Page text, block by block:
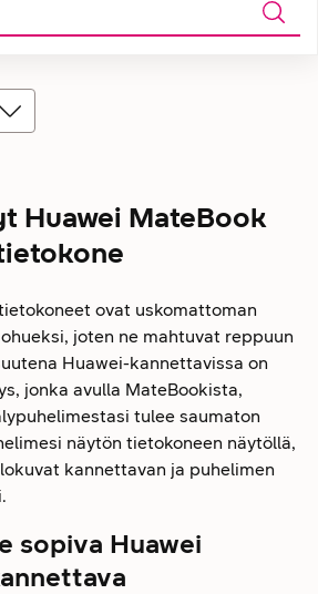
Huawei MateBook
ovat uskomattoman
joten ne mahtuvat reppuun
Huawei-kannettavissa on
jonka avulla MateBookista,
tulee saumaton
näytön tietokoneen näytöllä,
kannettavan ja puhelimen
sopiva Huawei